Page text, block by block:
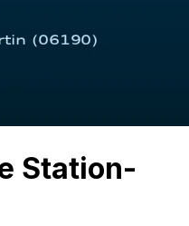
Station-